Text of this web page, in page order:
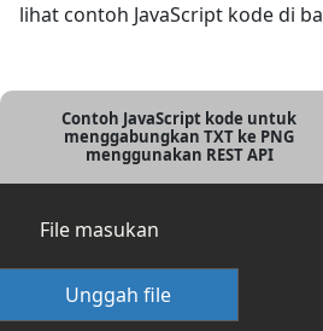
lihat contoh JavaScript kode di
Contoh JavaScript kode untuk
menggabungkan TXT ke PNG
menggunakan REST API
File masukan
Unggah file